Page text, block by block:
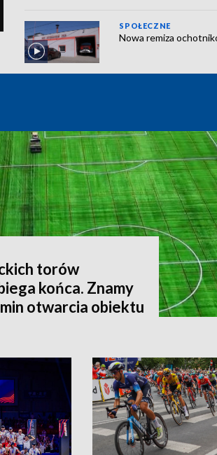
SPOŁECZNE
Nowa remiza
torów
końca. Znamy
otwarcia obiektu